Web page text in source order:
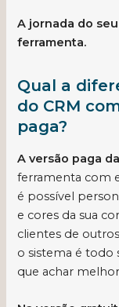
A jornada do
ferramenta.
Qual a
do CRM
paga?
A versão paga
ferramenta com
é possível
e cores da sua
clientes de
o sistema é todo
que achar